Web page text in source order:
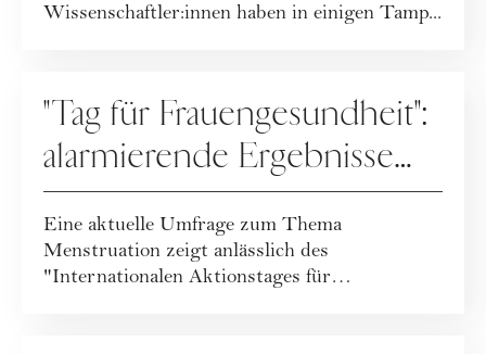
Wissenschaftler:innen haben in einigen Tamp...
"Tag für Frauengesundheit":
alarmierende Ergebnisse
des Menstruationsreports
Eine aktuelle Umfrage zum Thema
Menstruation zeigt anlässlich des
"Internationalen Aktionstages für